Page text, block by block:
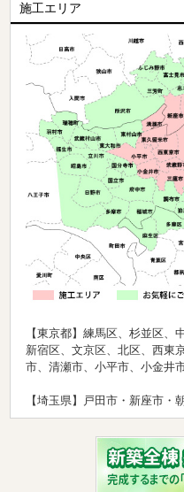
施工エリア
【東京都】練馬区、杉並区、
新宿区、文京区、北区、西東
市、清瀬市、小平市、小金
【埼玉県】戸田市・新座市